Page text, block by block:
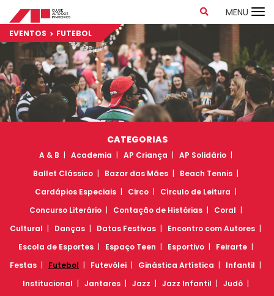
MENU
EVENTOS FUTEBOL
CATEGORIAS
A & B Academia AP Criança
AP Solidário
Ballet Clássico
Bazar das Mães
Beach Tennis
Cardápios Especiais
Circo
Círculo de Leitura
Concurso Literário
Contação de Histórias
Coral
Cultural
Danças Datas Festivas
Encontro com Autores
Escola de Esportes
Espaço Teen Esportivo
Feirarte
Festas
Futebol Futevôlei Ginástica Artística
Infantil
Institucional
Jantares Jazz Jazz Infantil
Judô